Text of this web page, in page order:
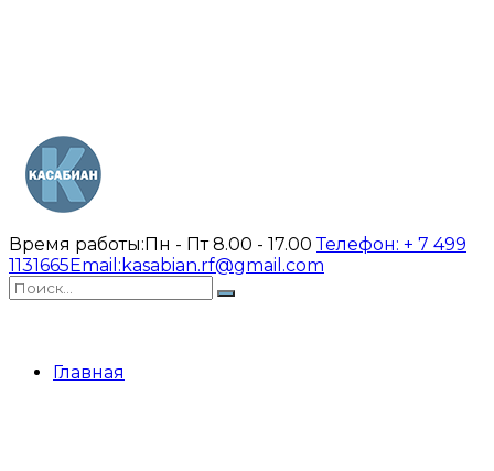
Время работы:Пн - Пт 8.00 - 17.00Телефон: + 7 499
1131665Email: kasabian.rf@gmail.com
Главная